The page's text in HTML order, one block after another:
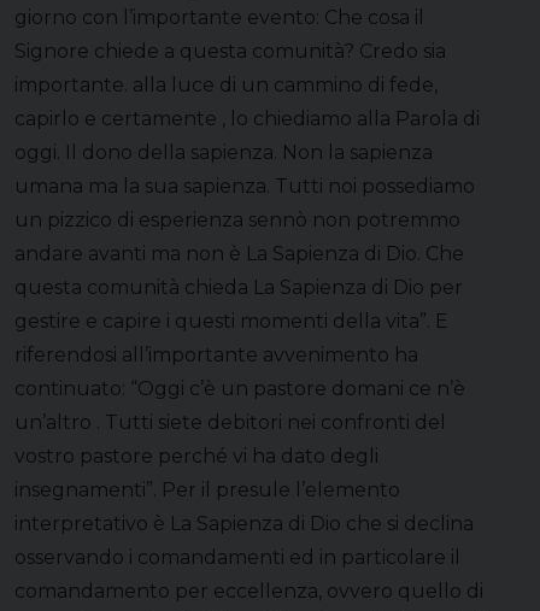
giorno con l’importante evento: Che cosa il
Signore chiede a questa comunità? Credo sia
importante. alla luce di un cammino di fede,
capirlo e certamente , lo chiediamo alla Parola di
oggi. Il dono della sapienza. Non la sapienza
umana ma la sua sapienza. Tutti noi possediamo
un pizzico di esperienza sennò non potremmo
andare avanti ma non è La Sapienza di Dio. Che
questa comunità chieda La Sapienza di Dio per
gestire e capire i questi momenti della vita”. E
riferendosi all’importante avvenimento ha
continuato: “Oggi c’è un pastore domani ce n’è
un’altro . Tutti siete debitori nei confronti del
vostro pastore perché vi ha dato degli
insegnamenti”. Per il presule l’elemento
interpretativo è La Sapienza di Dio che si declina
osservando i comandamenti ed in particolare il
comandamento per eccellenza, ovvero quello di